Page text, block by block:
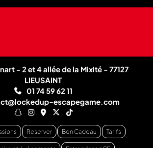
- 2 et 4 allée de la Mixité - 77127
LIEUSAINT
01 74 59 62 11
escapegame.com
Reserver Bon Cadeau Tarifs